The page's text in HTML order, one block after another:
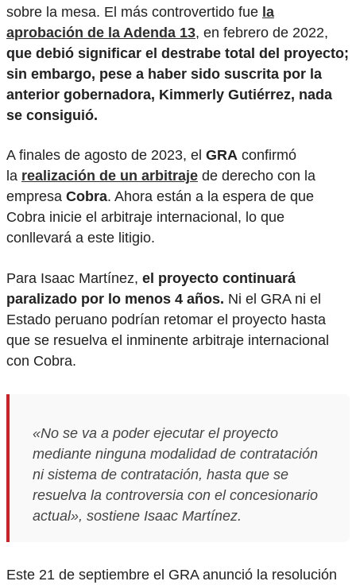
sobre la mesa. El más controvertido fue la
aprobación de la Adenda 13, en febrero de 2022,
que debió significar el destrabe total del proyecto;
sin embargo, pese a haber sido suscrita por la
anterior gobernadora, Kimmerly Gutiérrez, nada
se consiguió.
A finales de agosto de 2023, el GRA confirmó
la realización de un arbitraje de derecho con la
empresa Cobra. Ahora están a la espera de que
Cobra inicie el arbitraje internacional, lo que
conllevará a este litigio.
Para Isaac Martínez, el proyecto continuará
paralizado por lo menos 4 años. Ni el GRA ni el
Estado peruano podrían retomar el proyecto hasta
que se resuelva el inminente arbitraje internacional
con Cobra.
«No se va a poder ejecutar el proyecto
mediante ninguna modalidad de contratación
ni sistema de contratación, hasta que se
resuelva la controversia con el concesionario
actual», sostiene Isaac Martínez.
Este 21 de septiembre el GRA anunció la resolución